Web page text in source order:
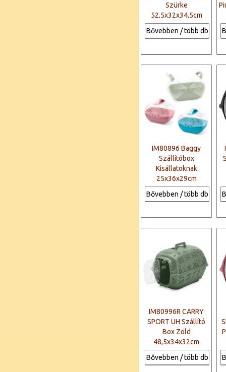
Szürke
52,5x32x34,5cm
Bővebben / több db
IM80896 Baggy
Szállítóbox
Kisállatoknak
25x36x29cm
Bővebben / több db
IM80996R CARRY
SPORT UH Szállító
Box Zöld
48,5x34x32cm
Bővebben / több db